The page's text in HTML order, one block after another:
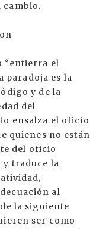
cambio.
“entierra el
paradoja es la
y de la
del
ensalza el oficio
quienes no están
del oficio
traduce la
al
la siguiente
ser como